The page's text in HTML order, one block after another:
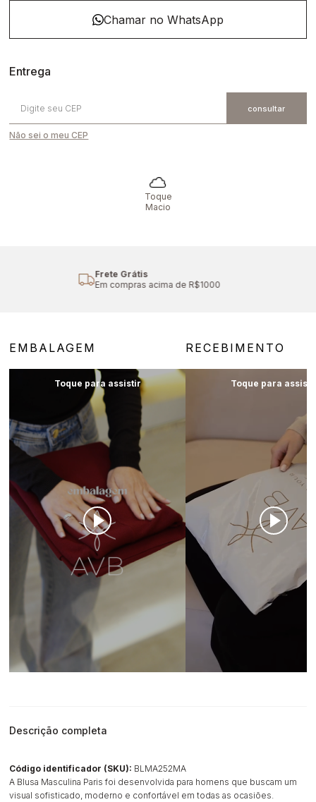
Não sei o meu CEP
Toque
Macio
Cupom Primeira Compra
Aproveite 10% off
EMBALAGEM RECEBIMENTO
Descrição completa
Código identificador (SKU): BLMA252MA
A Blusa Masculina Paris foi desenvolvida para homens que buscam um
visual sofisticado, moderno e confortável em todas as ocasiões.